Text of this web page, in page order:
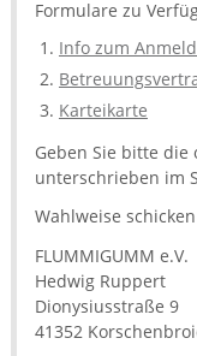
Formulare zu
Info zum
Karteikarte
Geben Sie bitte
unterschrieben im
Wahlweise
FLUMMIGUMM e.V.
Hedwig Ruppert
Dionysiusstraße 9
41352